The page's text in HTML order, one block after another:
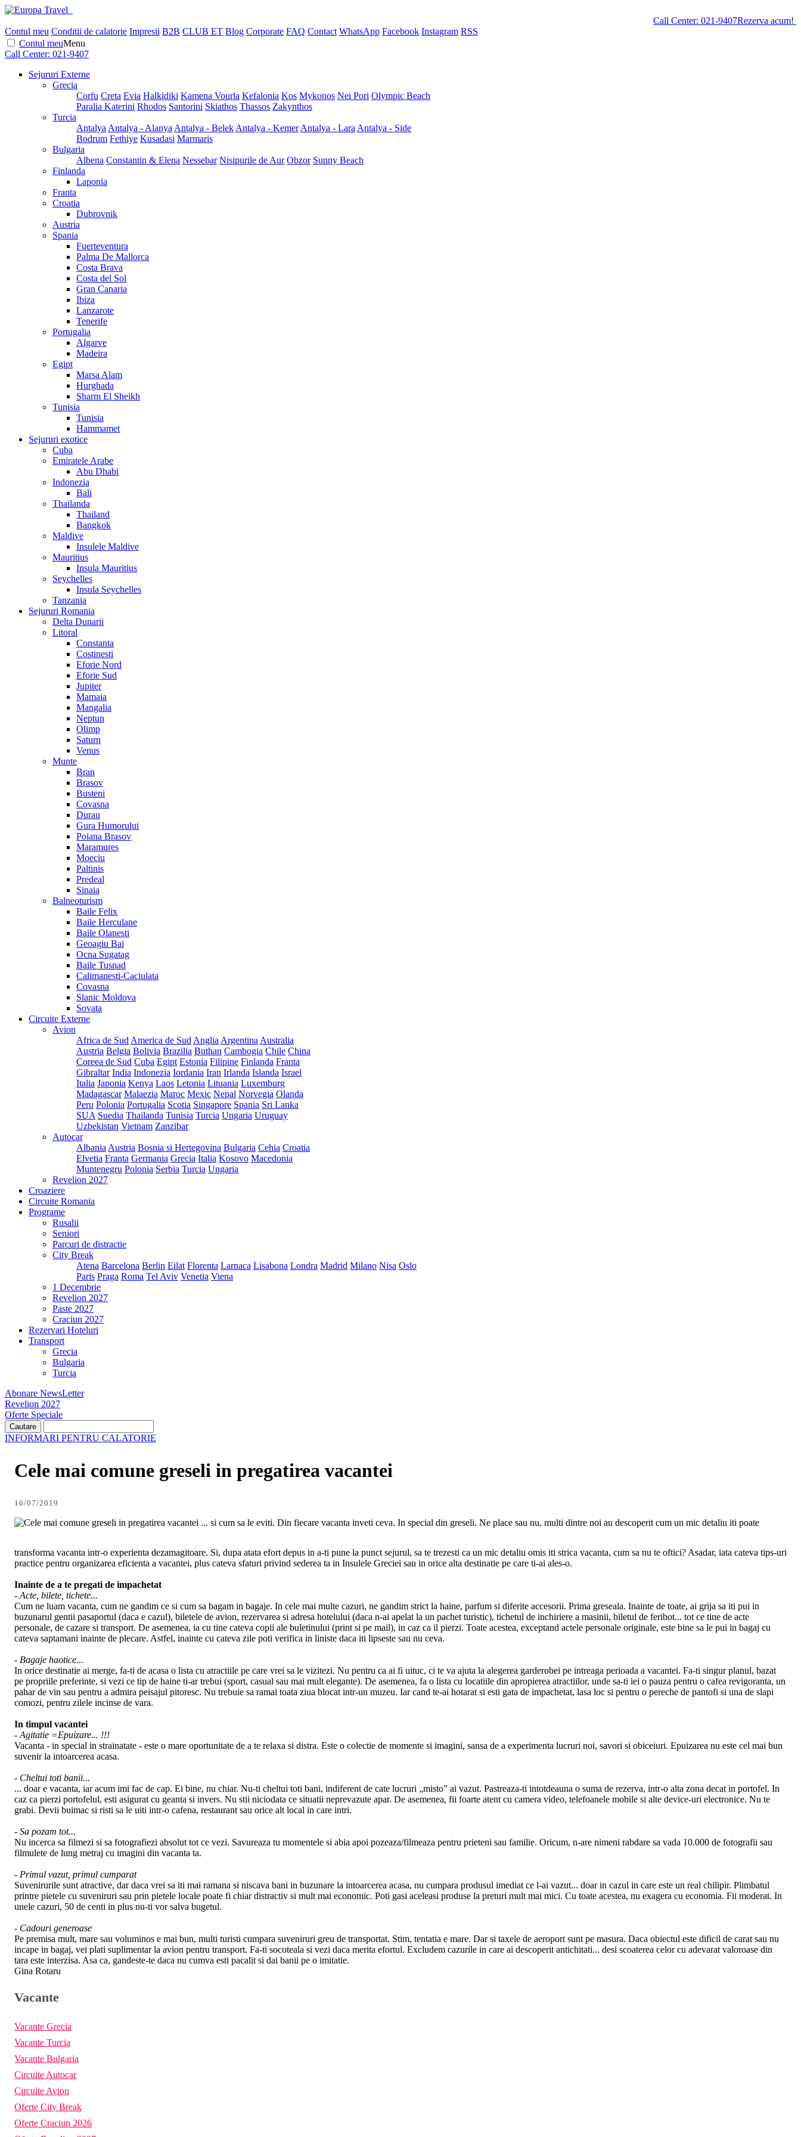
Call Center: 021-9407Rezerva acum!
Contul meu Conditii de calatorie Impresii B2B CLUB ET Blog Corporate FAQ Contact WhatsApp Facebook Instagram RSS
Contul meuMenu
Call Center: 021-9407
Sejururi Externe
Grecia
Corfu Creta Evia Halkidiki Kamena Vourla Kefalonia Kos Mykonos Nei Pori Olympic Beach
Paralia Katerini Rhodos Santorini Skiathos Thassos Zakynthos
Turcia
Antalya Antalya - Alanya Antalya - Belek Antalya - Kemer Antalya - Lara Antalya - Side
Bodrum Fethiye Kusadasi Marmaris
Bulgaria
Albena Constantin & Elena Nessebar Nisipurile de Aur Obzor Sunny Beach
Finlanda
Laponia
Franta
Croatia
Dubrovnik
Austria
Spania
Fuerteventura
Palma De Mallorca
Costa Brava
Costa del Sol
Gran Canaria
Ibiza
Lanzarote
Tenerife
Portugalia
Algarve
Madeira
Egipt
Marsa Alam
Hurghada
Sharm El Sheikh
Tunisia
Tunisia
Hammamet
Sejururi exotice
Cuba
Emiratele Arabe
Abu Dhabi
Indonezia
Bali
Thailanda
Thailand
Bangkok
Maldive
Insulele Maldive
Mauritius
Insula Mauritius
Seychelles
Insula Seychelles
Tanzania
Sejururi Romania
Delta Dunarii
Litoral
Constanta
Costinesti
Eforie Nord
Eforie Sud
Jupiter
Mamaia
Mangalia
Neptun
Olimp
Saturn
Venus
Munte
Bran
Brasov
Busteni
Covasna
Durau
Gura Humorului
Poiana Brasov
Maramures
Moeciu
Paltinis
Predeal
Sinaia
Balneoturism
Baile Felix
Baile Herculane
Baile Olanesti
Geoagiu Bai
Ocna Sugatag
Baile Tusnad
Calimanesti-Caciulata
Covasna
Slanic Moldova
Sovata
Circuite Externe
Avion
Africa de Sud America de Sud Anglia Argentina Australia
Austria Belgia Bolivia Brazilia Buthan Cambogia Chile China
Coreea de Sud Cuba Egipt Estonia Filipine Finlanda Franta
Gibraltar India Indonezia Iordania Iran Irlanda Islanda Israel
Italia Japonia Kenya Laos Letonia Lituania Luxemburg
Madagascar Malaezia Maroc Mexic Nepal Norvegia Olanda
Peru Polonia Portugalia Scotia Singapore Spania Sri Lanka
SUA Suedia Thailanda Tunisia Turcia Ungaria Uruguay
Uzbekistan Vietnam Zanzibar
Autocar
Albania Austria Bosnia si Hertegovina Bulgaria Cehia Croatia
Elvetia Franta Germania Grecia Italia Kosovo Macedonia
Muntenegru Polonia Serbia Turcia Ungaria
Revelion 2027
Croaziere
Circuite Romania
Programe
Rusalii
Seniori
Parcuri de distractie
City Break
Atena Barcelona Berlin Eilat Florenta Larnaca Lisabona Londra Madrid Milano Nisa Oslo
Paris Praga Roma Tel Aviv Venetia Viena
1 Decembrie
Revelion 2027
Paste 2027
Craciun 2027
Rezervari Hoteluri
Transport
Grecia
Bulgaria
Turcia
Abonare NewsLetter
Revelion 2027
Oferte Speciale
INFORMARI PENTRU CALATORIE
Cele mai comune greseli in pregatirea vacantei
16/07/2019
... si cum sa le eviti. Din fiecare vacanta inveti ceva. In special din greseli. Ne place sau nu, multi dintre noi au descoperit cum un mic detaliu iti poate
transforma vacanta intr-o experienta dezamagitoare. Si, dupa atata efort depus in a-ti pune la punct sejurul, sa te trezesti ca un mic detaliu omis iti strica vacanta, cum sa nu te oftici? Asadar, iata cateva tips-uri
practice pentru organizarea eficienta a vacantei, plus cateva sfaturi privind sederea ta in Insulele Greciei sau in orice alta destinatie pe care ti-ai ales-o.
Inainte de a te pregati de impachetat
- Acte, bilete, tichete...
Cum ne luam vacanta, cum ne gandim ce si cum sa bagam in bagaje. In cele mai multe cazuri, ne gandim strict la haine, parfum si diferite accesorii. Prima greseala. Inainte de toate, ai grija sa iti pui in
buzunarul gentii pasaportul (daca e cazul), biletele de avion, rezervarea si adresa hotelului (daca n-ai apelat la un pachet turistic), tichetul de inchiriere a masinii, biletul de feribot... tot ce tine de acte
personale, de cazare si transport. De asemenea, ia cu tine cateva copii ale buletinului (print si pe mail), in caz ca il pierzi. Toate acestea, exceptand actele personale originale, este bine sa le pui in bagaj cu
cateva saptamani inainte de plecare. Astfel, inainte cu cateva zile poti verifica in liniste daca iti lipseste sau nu ceva.
- Bagaje haotice...
In orice destinatie ai merge, fa-ti de acasa o lista cu atractiile pe care vrei sa le vizitezi. Nu pentru ca ai fi uituc, ci te va ajuta la alegerea garderobei pe intreaga perioada a vacantei. Fa-ti singur planul, bazat
pe propriile preferinte, si vezi ce tip de haine ti-ar trebui (sport, casual sau mai mult elegante). De asemenea, fa o lista cu locatiile din apropierea atractiilor, unde sa-ti iei o pauza pentru o cafea revigoranta, un
pahar de vin sau pentru a admira peisajul pitoresc. Nu trebuie sa ramai toata ziua blocat intr-un muzeu. Iar cand te-ai hotarat si esti gata de impachetat, lasa loc si pentru o pereche de pantofi si una de slapi
comozi, pentru zilele incinse de vara.
In timpul vacantei
- Agitatie =Epuizare... !!!
Vacanta - in special in strainatate - este o mare oportunitate de a te relaxa si distra. Este o colectie de momente si imagini, sansa de a experimenta lucruri noi, savori si obiceiuri. Epuizarea nu este cel mai bun
suvenir la intoarcerea acasa.
- Cheltui toti banii...
... doar e vacanta, iar acum imi fac de cap. Ei bine, nu chiar. Nu-ti cheltui toti bani, indiferent de cate lucruri „misto” ai vazut. Pastreaza-ti intotdeauna o suma de rezerva, intr-o alta zona decat in portofel. In
caz ca pierzi portofelul, esti asigurat cu geanta si invers. Nu stii niciodata ce situatii neprevazute apar. De asemenea, fii foarte atent cu camera video, telefoanele mobile si alte device-uri electronice. Nu te
grabi. Devii buimac si risti sa le uiti intr-o cafena, restaurant sau orice alt local in care intri.
- Sa pozam tot...
Nu incerca sa filmezi si sa fotografiezi absolut tot ce vezi. Savureaza tu momentele si abia apoi pozeaza/filmeaza pentru prieteni sau familie. Oricum, n-are nimeni rabdare sa vada 10.000 de fotografii sau
filmulete de lung metraj cu imagini din vacanta ta.
- Primul vazut, primul cumparat
Suvenirurile sunt atractive, dar daca vrei sa iti mai ramana si niscava bani in buzunare la intoarcerea acasa, nu cumpara produsul imediat ce l-ai vazut... doar in cazul in care este un real chilipir. Plimbatul
printre pietele cu suveniruri sau prin pietele locale poate fi chiar distractiv si mult mai economic. Poti gasi aceleasi produse la preturi mult mai mici. Cu toate acestea, nu exagera cu economia. Fii moderat. In
unele cazuri, 50 de centi in plus nu-ti vor salva bugetul.
- Cadouri generoase
Pe premisa mult, mare sau voluminos e mai bun, multi turisti cumpara suveniruri greu de transportat. Stim, tentatia e mare. Dar si taxele de aeroport sunt pe masura. Daca obiectul este dificil de carat sau nu
incape in bagaj, vei plati suplimentar la avion pentru transport. Fa-ti socoteala si vezi daca merita efortul. Excludem cazurile in care ai descoperit antichitati... desi scoaterea celor cu adevarat valoroase din
tara este interzisa. Asa ca, gandeste-te daca nu cumva esti pacalit si dai banii pe o imitatie.
Gina Rotaru
Vacante
Vacante Grecia
Vacante Turcia
Vacante Bulgaria
Circuite Autocar
Circuite Avion
Oferte City Break
Oferte Craciun 2026